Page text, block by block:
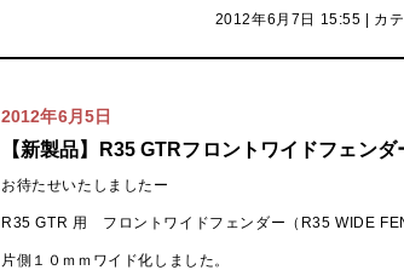
2012年6月7日 15:55 | カ
2012年6月5日
【新製品】R35 GTRフロントワイドフェンダ
お待たせいたしましたー
R35 GTR 用 フロントワイドフェンダー（R35 WIDE
片側１０ｍｍワイド化しました。